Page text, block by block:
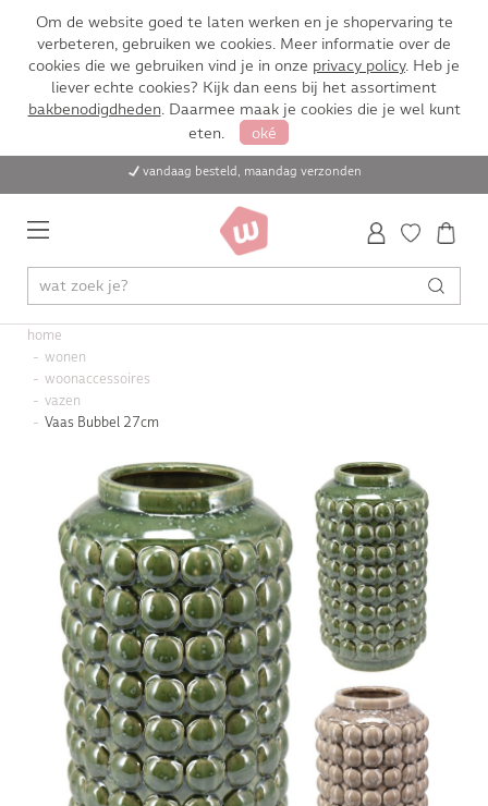
Om de website goed te laten werken en je shopervaring te
verbeteren, gebruiken we cookies. Meer informatie over de
cookies die we gebruiken vind je in onze privacy policy. Heb je
liever echte cookies? Kijk dan eens bij het assortiment
bakbenodigdheden. Daarmee maak je cookies die je wel kunt
eten.
oké
vandaag besteld, maandag verzonden
home
wonen
woonaccessoires
vazen
Vaas Bubbel 27cm